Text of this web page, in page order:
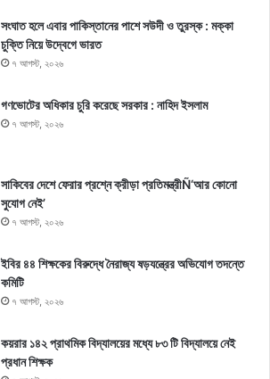
সংঘাত হলে এবার পাকিস্তানের পাশে সউদী ও তুরস্ক : মক্কা
চুক্তি নিয়ে উদ্বেগে ভারত
৭ আগস্ট, ২০২৬
গণভোটের অধিকার চুরি করেছে সরকার : নাহিদ ইসলাম
৭ আগস্ট, ২০২৬
সাকিবের দেশে ফেরার প্রশ্নে ক্রীড়া প্রতিমন্ত্রীÑ‘আর কোনো
সুযোগ নেই’
৭ আগস্ট, ২০২৬
ইবির ৪৪ শিক্ষকের বিরুদ্ধে নৈরাজ্য ষড়যন্ত্রের অভিযোগ তদন্তে
কমিটি
৭ আগস্ট, ২০২৬
কয়রার ১৪২ প্রাথমিক বিদ্যালয়ের মধ্যে ৮৩ টি বিদ্যালয়ে নেই
প্রধান শিক্ষক